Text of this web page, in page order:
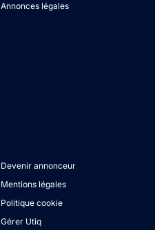
Annonces légales
Devenir annonceur
Mentions légales
Politique cookie
Gérer Utiq